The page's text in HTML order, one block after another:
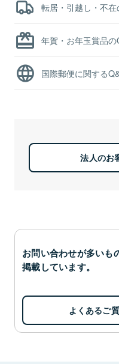
転居・引越し・不
年賀・お年玉賞品
国際郵便に関する
法人のお
お問い合わせが多いも
掲載しています。
よくあるご